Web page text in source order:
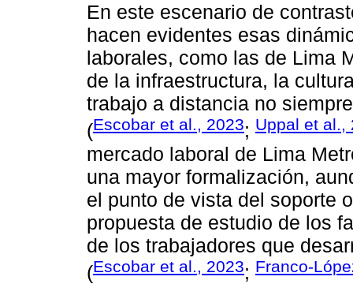
En este escenario de
hacen evidentes esas
laborales, como las de Lima
de la infraestructura, la
trabajo a distancia no
(Escobar et al., 2023; Uppal et al.,
mercado laboral de Lima
una mayor formalización,
el punto de vista del soporte
propuesta de estudio de los
de los trabajadores que
(Escobar et al., 2023; Franco-